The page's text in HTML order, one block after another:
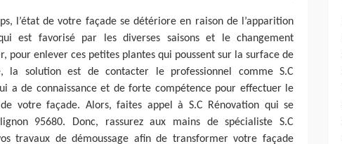
l’état de votre façade se détériore en raison de l’apparition
est favorisé par les diverses saisons et le changement
pour enlever ces petites plantes qui poussent sur la surface de
la solution est de contacter le professionnel comme S.C
a de connaissance et de forte compétence pour effectuer le
de votre façade. Alors, faites appel à S.C Rénovation qui se
95680. Donc, rassurez aux mains de spécialiste S.C
travaux de démoussage afin de transformer votre façade